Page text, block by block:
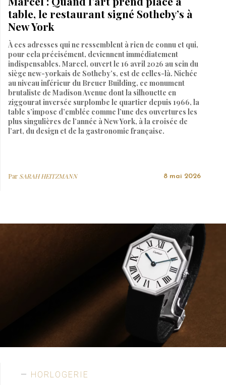
table, le restaurant signé Sotheby’s à
New York
À ces adresses qui ne ressemblent à rien de connu et qui,
pour cela précisément, deviennent immédiatement
indispensables. Marcel, ouvert le 16 avril 2026 au sein du
siège new-yorkais de Sotheby’s, est de celles-là. Nichée
au niveau inférieur du Breuer Building, ce monument
brutaliste de Madison Avenue dont la silhouette en
ziggourat inversée surplombe le quartier depuis 1966, la
table s’impose d’emblée comme l’une des ouvertures les
plus singulières de l’année à New York, à la croisée de
l’art, du design et de la gastronomie française.
Par SARAH HEITZMANN 8 mai 2026
HORLOGERIE